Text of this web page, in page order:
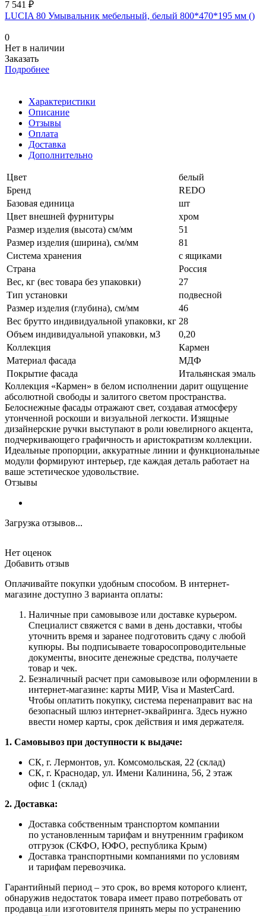
7 541 ₽
LUCIA 80 Умывальник мебельный, белый 800*470*195 мм ()
0
Нет в наличии
Заказать
Подробнее
Характеристики
Описание
Отзывы
Оплата
Доставка
Дополнительно
Цвет
белый
Бренд
REDO
Базовая единица
шт
Цвет внешней фурнитуры
хром
Размер изделия (высота) см/мм
51
Размер изделия (ширина), см/мм
81
Система хранения
с ящиками
Страна
Россия
Вес, кг (вес товара без упаковки)
27
Тип установки
подвесной
Размер изделия (глубина), см/мм
46
Вес брутто индивидуальной упаковки, кг 28
Объем индивидуальной упаковки, м3
0,20
Коллекция
Кармен
Материал фасада
МДФ
Покрытие фасада
Итальянская эмаль
Коллекция «Кармен» в белом исполнении дарит ощущение
абсолютной свободы и залитого светом пространства.
Белоснежные фасады отражают свет, создавая атмосферу
утонченной роскоши и визуальной легкости. Изящные
дизайнерские ручки выступают в роли ювелирного акцента,
подчеркивающего графичность и аристократизм коллекции.
Идеальные пропорции, аккуратные линии и функциональные
модули формируют интерьер, где каждая деталь работает на
ваше эстетическое удовольствие.
Отзывы
Загрузка отзывов...
Нет оценок
Добавить отзыв
Оплачивайте покупки удобным способом. В интернет-
магазине доступно 3 варианта оплаты:
Наличные при самовывозе или доставке курьером.
Специалист свяжется с вами в день доставки, чтобы
уточнить время и заранее подготовить сдачу с любой
купюры. Вы подписываете товаросопроводительные
документы, вносите денежные средства, получаете
товар и чек.
Безналичный расчет при самовывозе или оформлении в
интернет-магазине: карты МИР, Visa и MasterCard.
Чтобы оплатить покупку, система перенаправит вас на
безопасный шлюз интернет-эквайринга. Здесь нужно
ввести номер карты, срок действия и имя держателя.
1. Самовывоз при доступности к выдаче:
СК, г. Лермонтов, ул. Комсомольская, 22 (склад)
СК, г. Краснодар, ул. Имени Калинина, 56, 2 этаж
офис 1 (склад)
2. Доставка:
Доставка собственным транспортом компании
по установленным тарифам и внутренним графиком
отгрузок (СКФО, ЮФО, республика Крым)
Доставка транспортными компаниями по условиям
и тарифам перевозчика.
Гарантийный период – это срок, во время которого клиент,
обнаружив недостаток товара имеет право потребовать от
продавца или изготовителя принять меры по устранению